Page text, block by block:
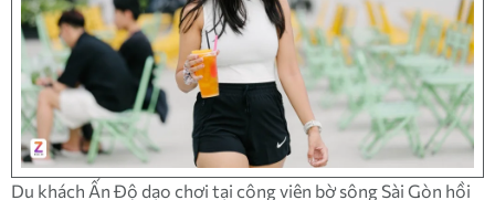
Du khách Ấn Độ dạo chơi tại công viên bờ sông Sài Gòn hồi